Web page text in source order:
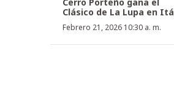
Clásico de La Lupa en Itá
Febrero 21, 2026 10:30 a. m.